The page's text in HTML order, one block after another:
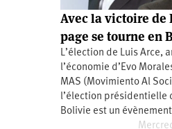
Avec la victoire de
page se tourne en
L’élection de Luis Arce,
l’économie d’Evo
MAS (Movimiento Al
l’élection présidentielle
Bolivie est un